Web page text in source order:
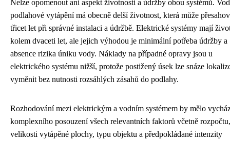
Nelze opomenout ani aspekt životnosti a údržby obou systémů.
podlahové vytápění má obecně delší životnost, která může
třicet let při správné instalaci a údržbě. Elektrické systémy mají
kolem dvaceti let, ale jejich výhodou je minimální potřeba údržby a
absence rizika úniku vody. Náklady na případné opravy jsou u
elektrického systému nižší, protože postižený úsek lze snáze
vyměnit bez nutnosti rozsáhlých zásahů do podlahy.
Rozhodování mezi elektrickým a vodním systémem by mělo
komplexního posouzení všech relevantních faktorů včetně rozpočtu,
velikosti vytápěné plochy, typu objektu a předpokládané intenzity